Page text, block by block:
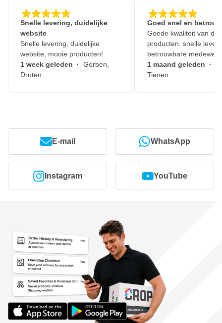
Snelle levering, duidelijke
website
Snelle levering, duidelijke
website, mooie producten!
1 week geleden · Gerben,
Druten
Goed snel en
Goede kwaliteit van de
producten. snelle
betrouwbare
1 maand geleden ·
Tienen
E-mail WhatsApp
Instagram YouTube